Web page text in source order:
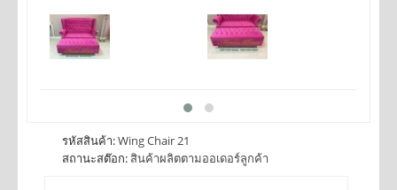
รหัสสินค้า:Wing Chair 21
สถานะสต๊อก: สินค้าผลิตตามออเดอร์ลูกค้า